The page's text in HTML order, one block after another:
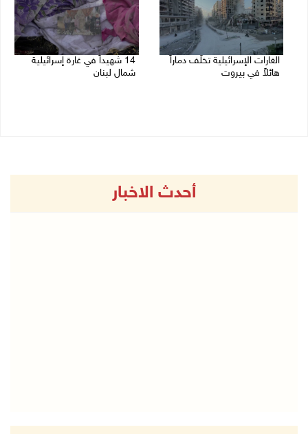
الغارات الإسرائيلية تخلّف دماراً
هائلاً في بيروت
14 شهيداً في غارة إسرائيلية
شمال لبنان
أحدث الاخبار